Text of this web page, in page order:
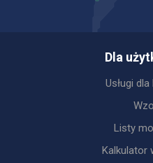
Dla
Usługi
Listy
Kalkulator